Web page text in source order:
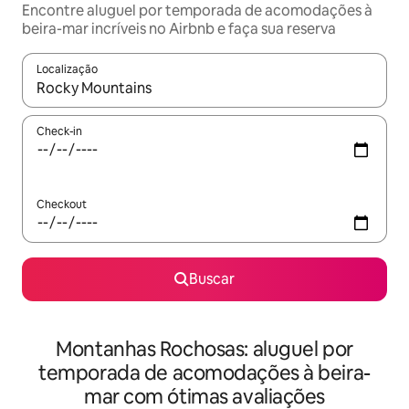
Encontre aluguel por temporada de acomodações à
beira-mar incríveis no Airbnb e faça sua reserva
Localização
Quando os resultados estiverem disponíveis, explore-os
Check-in
Checkout
Buscar
Montanhas Rochosas: aluguel por
temporada de acomodações à beira-
mar com ótimas avaliações